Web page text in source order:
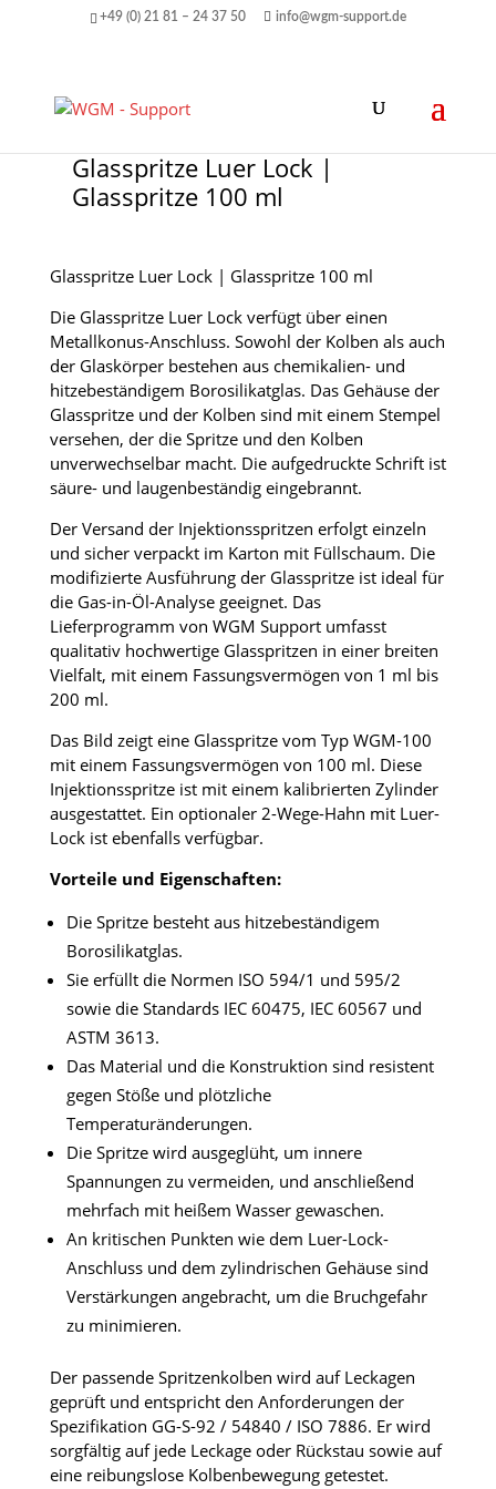
+49 (0) 21 81 – 24 37 50 info@wgm-support.de
Glasspritze Luer Lock |
Glasspritze 100 ml
Glasspritze Luer Lock | Glasspritze 100 ml
Die Glasspritze Luer Lock verfügt über einen
Metallkonus-Anschluss. Sowohl der Kolben als auch
der Glaskörper bestehen aus chemikalien- und
hitzebeständigem Borosilikatglas. Das Gehäuse der
Glasspritze und der Kolben sind mit einem Stempel
versehen, der die Spritze und den Kolben
unverwechselbar macht. Die aufgedruckte Schrift ist
säure- und laugenbeständig eingebrannt.
Der Versand der Injektionsspritzen erfolgt einzeln
und sicher verpackt im Karton mit Füllschaum. Die
modifizierte Ausführung der Glasspritze ist ideal für
die Gas-in-Öl-Analyse geeignet. Das
Lieferprogramm von WGM Support umfasst
qualitativ hochwertige Glasspritzen in einer breiten
Vielfalt, mit einem Fassungsvermögen von 1 ml bis
200 ml.
Das Bild zeigt eine Glasspritze vom Typ WGM-100
mit einem Fassungsvermögen von 100 ml. Diese
Injektionsspritze ist mit einem kalibrierten Zylinder
ausgestattet. Ein optionaler 2-Wege-Hahn mit Luer-
Lock ist ebenfalls verfügbar.
Vorteile und Eigenschaften:
Die Spritze besteht aus hitzebeständigem
Borosilikatglas.
Sie erfüllt die Normen ISO 594/1 und 595/2
sowie die Standards IEC 60475, IEC 60567 und
ASTM 3613.
Das Material und die Konstruktion sind resistent
gegen Stöße und plötzliche
Temperaturänderungen.
Die Spritze wird ausgeglüht, um innere
Spannungen zu vermeiden, und anschließend
mehrfach mit heißem Wasser gewaschen.
An kritischen Punkten wie dem Luer-Lock-
Anschluss und dem zylindrischen Gehäuse sind
Verstärkungen angebracht, um die Bruchgefahr
zu minimieren.
Der passende Spritzenkolben wird auf Leckagen
geprüft und entspricht den Anforderungen der
Spezifikation GG-S-92 / 54840 / ISO 7886. Er wird
sorgfältig auf jede Leckage oder Rückstau sowie auf
eine reibungslose Kolbenbewegung getestet.